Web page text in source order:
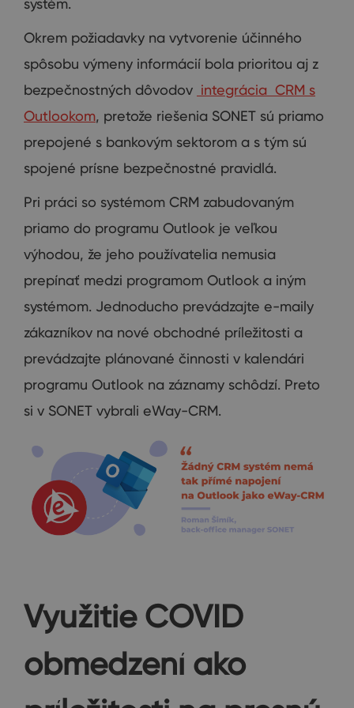
systém.
Okrem požiadavky na vytvorenie účinného
spôsobu výmeny informácií bola prioritou aj z
bezpečnostných dôvodov integrácia CRM s
Outlookom, pretože riešenia SONET sú priamo
prepojené s bankovým sektorom a s tým sú
spojené prísne bezpečnostné pravidlá.
Pri práci so systémom CRM zabudovaným
priamo do programu Outlook je veľkou
výhodou, že jeho používatelia nemusia
prepínať medzi programom Outlook a iným
systémom. Jednoducho prevádzajte e-maily
zákazníkov na nové obchodné príležitosti a
prevádzajte plánované činnosti v kalendári
programu Outlook na záznamy schôdzí. Preto
si v SONET vybrali eWay-CRM.
Využitie COVID
obmedzení ako